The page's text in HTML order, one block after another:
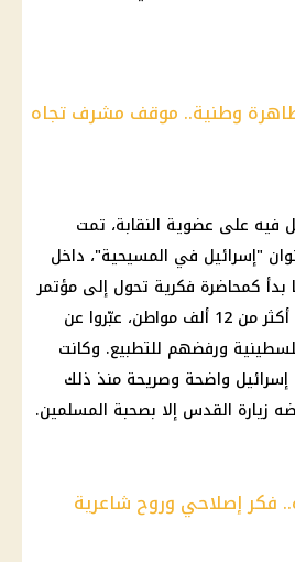
وطنية.. موقف مشرف تجاه
فيه على عضوية النقابة، تمت
"إسرائيل في المسيحية"، داخل
بدأ كمحاضرة فكرية تحول إلى مؤتمر
جماهيري كبير شارك فيه أكثر من 12 ألف مواطن، عبّروا عن
ورفضهم للتطبيع. وكانت
إسرائيل واضحة وصريحة منذ ذلك
زيارة القدس إلا بصحبة المسلمين.